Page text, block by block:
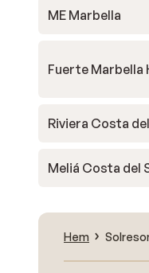
ME Marbella
Fuerte Marbella
Riviera Costa
Meliá Costa del
Hem